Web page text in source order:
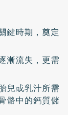
鍵時期，奠定
漸流失，更需
兒或乳汁所需
骼中的鈣質儲